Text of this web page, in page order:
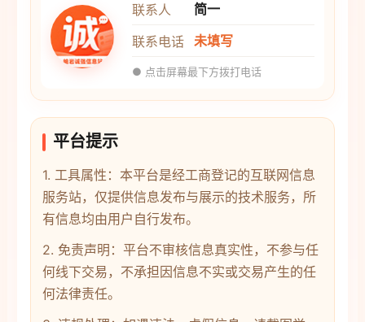
联系人
简一
联系电话 未填写
● 点击屏幕最下方拨打电话
平台提示
1. 工具属性：本平台是经工商登记的互联网信息
服务站，仅提供信息发布与展示的技术服务，所
有信息均由用户自行发布。
2. 免责声明：平台不审核信息真实性，不参与任
何线下交易，不承担因信息不实或交易产生的任
何法律责任。